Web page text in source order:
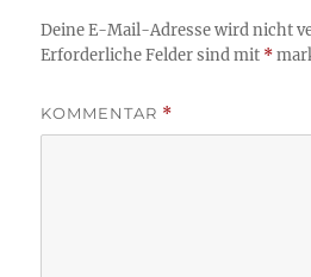
Deine E-Mail-Adresse wird nicht
Erforderliche Felder sind mit *
KOMMENTAR *